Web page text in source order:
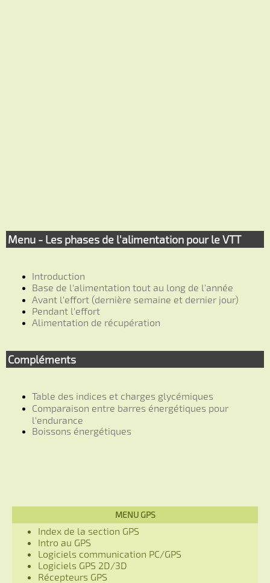
Menu - Les phases de l'alimentation pour le VTT
Introduction
Base de l'alimentation tout au long de l'année
Avant l'effort (dernière semaine et dernier jour)
Pendant l'effort
Alimentation de récupération
Compléments
Table des indices et charges glycémiques
Comparaison entre barres énergétiques pour
l'endurance
Boissons énergétiques
MENU GPS
Index de la section GPS
Intro au GPS
Logiciels communication PC/GPS
Logiciels GPS 2D/3D
Récepteurs GPS